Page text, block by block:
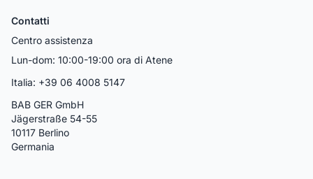
Contatti
Centro assistenza
Lun-dom: 10:00-19:00 ora di Atene
Italia: +39 06 4008 5147
BAB GER GmbH
Jägerstraße 54-55
10117 Berlino
Germania